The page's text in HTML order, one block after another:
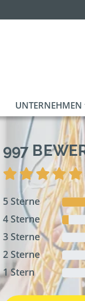
UNTERNEHMEN
997
5 Sterne
4 Sterne
3 Sterne
2 Sterne
1 Stern